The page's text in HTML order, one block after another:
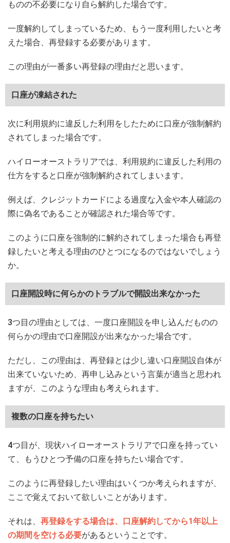
ものの不必要になり自ら解約した場合です。
一度解約してしまっているため、もう一度利用したいと考
えた場合、再登録する必要があります。
この理由が一番多い再登録の理由だと思います。
口座が凍結された
次に利用規約に違反した利用をしたために口座が強制解約
されてしまった場合です。
ハイローオーストラリアでは、利用規約に違反した利用の
仕方をすると口座が強制解約されてしまいます。
例えば、クレジットカードによる過度な入金や本人確認の
際に偽名であることが確認された場合等です。
このように口座を強制的に解約されてしまった場合も再登
録したいと考える理由のひとつになるのではないでしょう
か。
口座開設時に何らかのトラブルで開設出来なかった
3つ目の理由としては、一度口座開設を申し込んだものの
何らかの理由で口座開設が出来なかった場合です。
ただし、この理由は、再登録とは少し違い口座開設自体が
出来ていないため、再申し込みという言葉が適当と思われ
ますが、このような理由も考えられます。
複数の口座を持ちたい
4つ目が、現状ハイローオーストラリアで口座を持ってい
て、もうひとつ予備の口座を持ちたい場合です。
このように再登録したい理由はいくつか考えられますが、
ここで覚えておいて欲しいことがあります。
それは、 再登録をする場合は、口座解約してから1年以上
の期間を空ける必要があるということです。